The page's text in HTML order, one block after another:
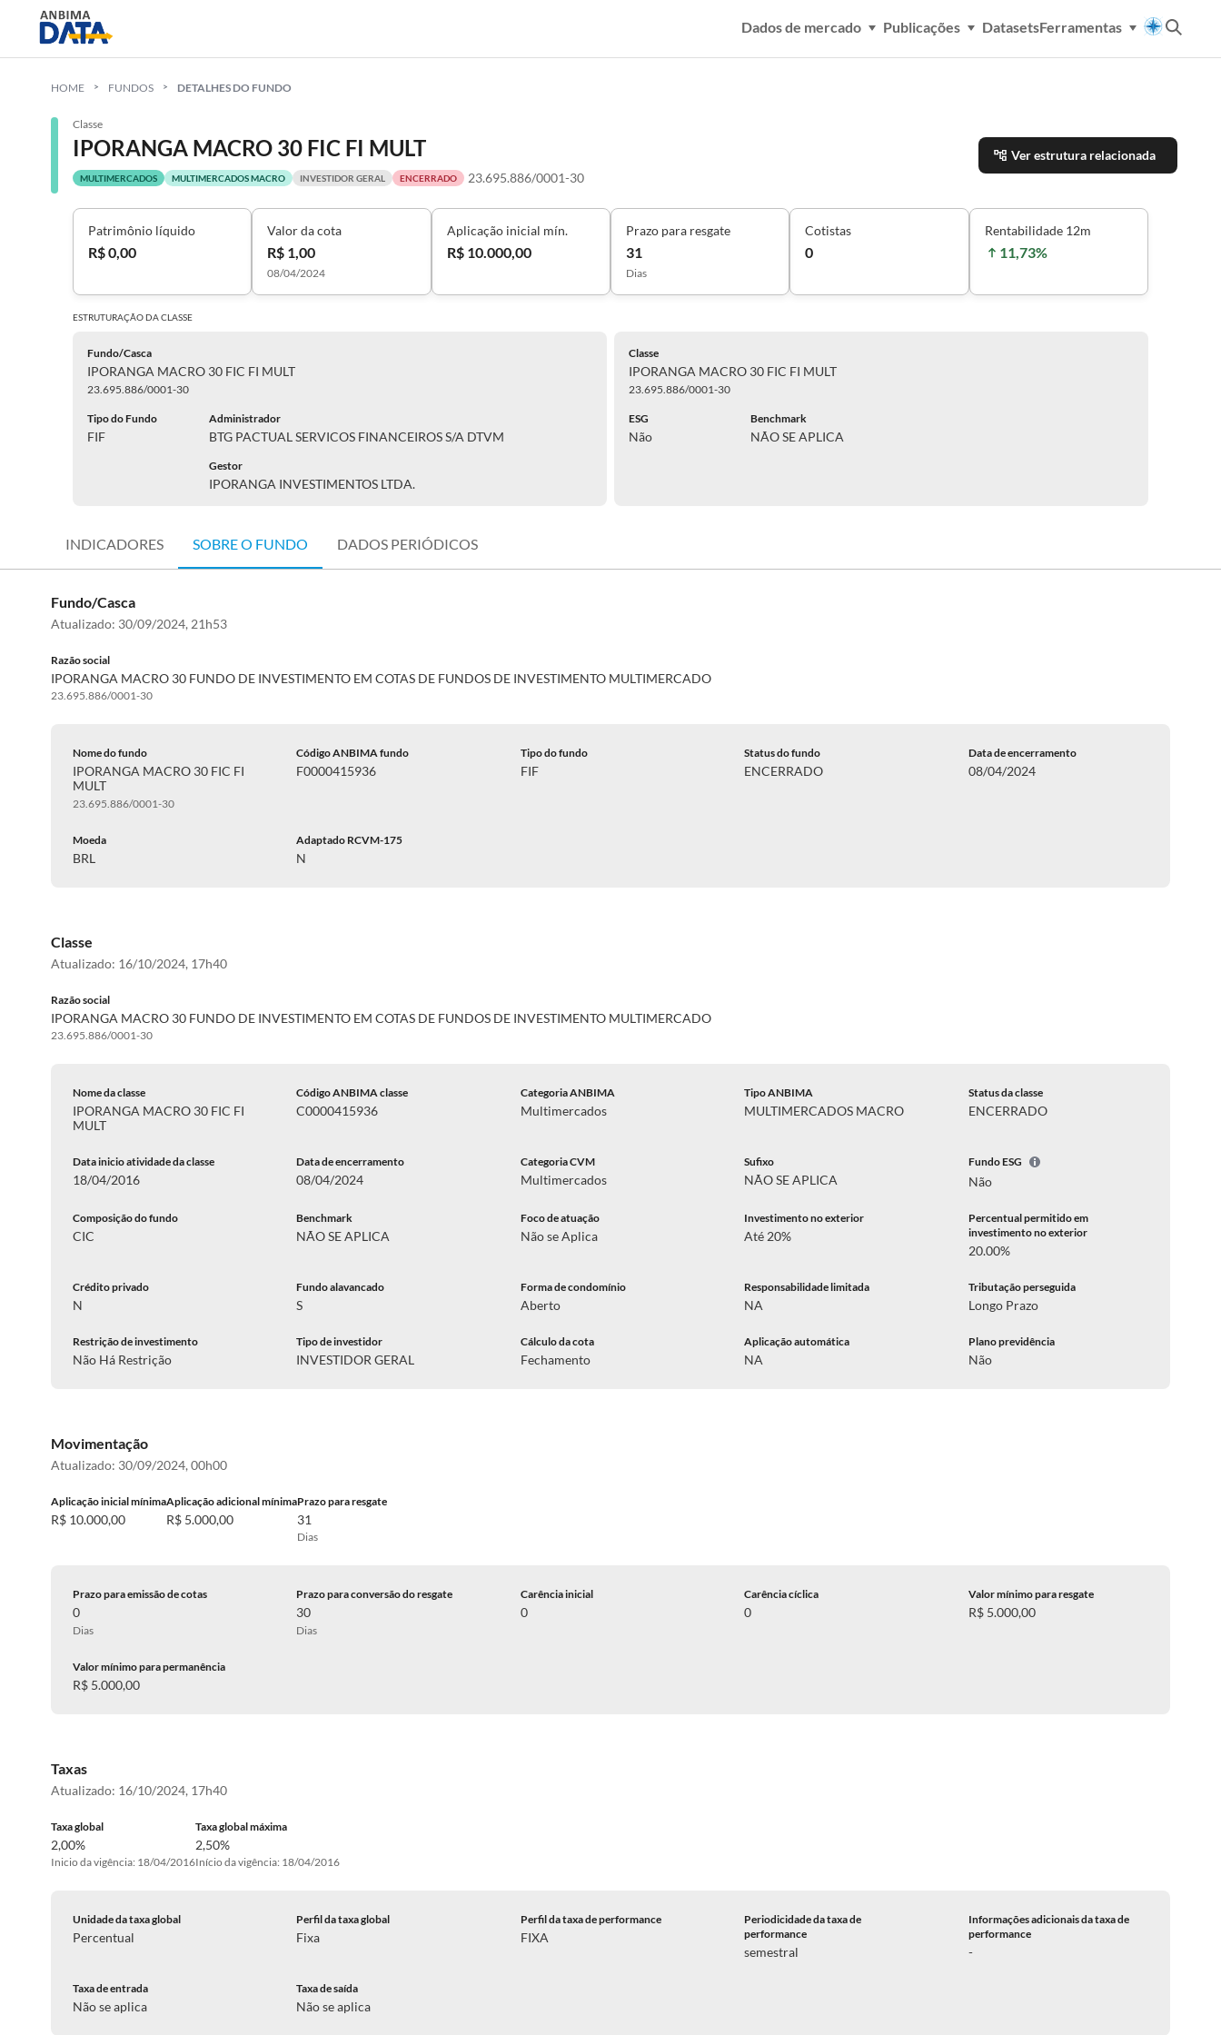
Dados de mercado Publicações DatasetsFerramentas
HOME FUNDOS DETALHES DO FUNDO
Classe
IPORANGA MACRO 30 FIC FI MULT
MULTIMERCADOS MULTIMERCADOS MACRO INVESTIDOR GERAL ENCERRADO 23.695.886/0001-30
Ver estrutura relacionada
Patrimônio líquido
R$ 0,00
Valor da cota
R$ 1,00
08/04/2024
Aplicação inicial mín.
R$ 10.000,00
Prazo para resgate
31
Dias
Cotistas
0
Rentabilidade 12m
11,73%
ESTRUTURAÇÃO DACLASSE
Fundo/Casca
IPORANGA MACRO 30 FIC FI MULT
23.695.886/0001-30
Tipo do Fundo
FIF
Administrador
BTG PACTUAL SERVICOS FINANCEIROS S/A DTVM
Gestor
IPORANGA INVESTIMENTOS LTDA.
Classe
IPORANGA MACRO 30 FIC FI MULT
23.695.886/0001-30
ESG
Não
Benchmark
NÃO SE APLICA
INDICADORES SOBRE O FUNDO DADOS PERIÓDICOS
Fundo/Casca
Atualizado: 30/09/2024, 21h53
Razão social
IPORANGA MACRO 30 FUNDO DE INVESTIMENTO EM COTAS DE FUNDOS DE INVESTIMENTO MULTIMERCADO
23.695.886/0001-30
Nome do fundo
IPORANGA MACRO 30 FIC FI
MULT
23.695.886/0001-30
Código ANBIMA fundo
F0000415936
Tipo do fundo
FIF
Status do fundo
ENCERRADO
Data de encerramento
08/04/2024
Moeda
BRL
Adaptado RCVM-175
N
Classe
Atualizado: 16/10/2024, 17h40
Razão social
IPORANGA MACRO 30 FUNDO DE INVESTIMENTO EM COTAS DE FUNDOS DE INVESTIMENTO MULTIMERCADO
23.695.886/0001-30
Nome da classe
IPORANGA MACRO 30 FIC FI
MULT
Código ANBIMA classe
C0000415936
Categoria ANBIMA
Multimercados
Tipo ANBIMA
MULTIMERCADOS MACRO
Status da classe
ENCERRADO
Data inicio atividade da classe
18/04/2016
Data de encerramento
08/04/2024
Categoria CVM
Multimercados
Sufixo
NÃO SE APLICA
Fundo ESG
Não
Composição do fundo
CIC
Benchmark
NÃO SE APLICA
Foco de atuação
Não se Aplica
Investimento no exterior
Até 20%
Percentual permitido em
investimento no exterior
20.00%
Crédito privado
N
Fundo alavancado
S
Forma de condomínio
Aberto
Responsabilidade limitada
NA
Tributação perseguida
Longo Prazo
Restrição de investimento
Não Há Restrição
Tipo de investidor
INVESTIDOR GERAL
Cálculo da cota
Fechamento
Aplicação automática
NA
Plano previdência
Não
Movimentação
Atualizado: 30/09/2024, 00h00
Aplicação inicial mínima
R$ 10.000,00
Aplicação adicional mínima
R$ 5.000,00
Prazo para resgate
31
Dias
Prazo para emissão de cotas
0
Dias
Prazo para conversão do resgate
30
Dias
Carência inicial
0
Carência cíclica
0
Valor mínimo para resgate
R$ 5.000,00
Valor mínimo para permanência
R$ 5.000,00
Taxas
Atualizado: 16/10/2024, 17h40
Taxa global
2,00%
Inicio da vigência: 18/04/2016
Taxa global máxima
2,50%
Início da vigência: 18/04/2016
Unidade da taxa global
Percentual
Perfil da taxa global
Fixa
Perfil da taxa de performance
FIXA
Periodicidade da taxa de
performance
semestral
Informações adicionais da taxa de
performance
-
Taxa de entrada
Não se aplica
Taxa de saída
Não se aplica